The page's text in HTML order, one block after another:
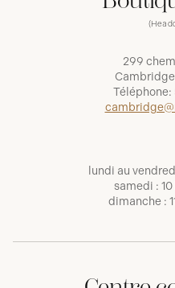
299
Téléphone:
lundi au
samedi :
dimanche :